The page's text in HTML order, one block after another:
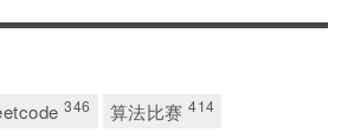
346 算法比赛414